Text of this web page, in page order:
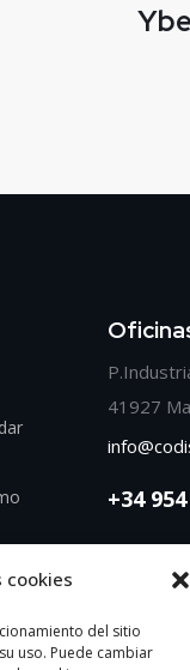
cookies
del sitio
uso. Puede cambiar
41927
+34